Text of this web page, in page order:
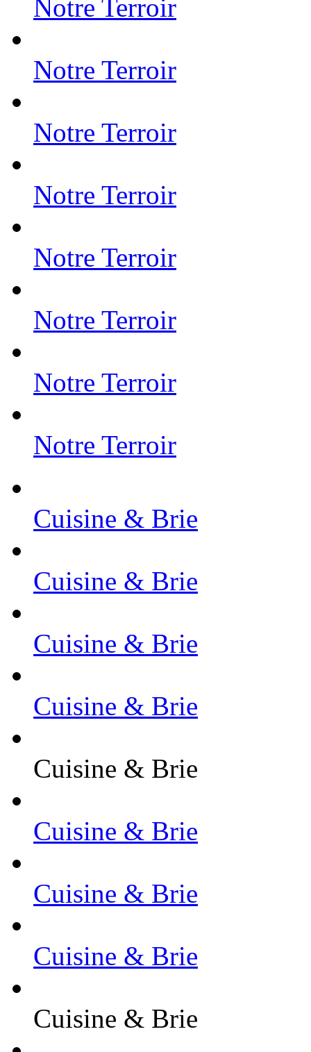
Notre Terroir
Notre Terroir
Notre Terroir
Notre Terroir
Notre Terroir
Notre Terroir
Notre Terroir
Notre Terroir
Cuisine & Brie
Cuisine & Brie
Cuisine & Brie
Cuisine & Brie
Cuisine & Brie
Cuisine & Brie
Cuisine & Brie
Cuisine & Brie
Cuisine & Brie